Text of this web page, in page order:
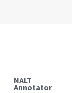
NALT
Annotator